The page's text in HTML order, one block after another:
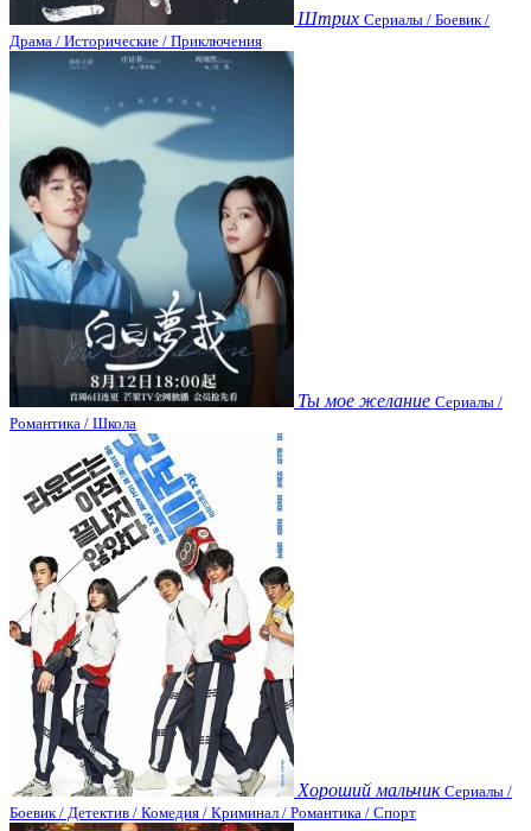
Штрих Сериалы / Боевик /
Драма / Исторические / Приключения
Ты мое желание Сериалы /
Романтика / Школа
Хороший мальчик Сериалы /
Боевик / Детектив / Комедия / Криминал / Романтика / Спорт